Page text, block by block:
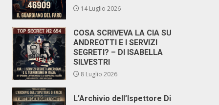
14 Luglio 2026
COSA SCRIVEVA LA CIA SU
ANDREOTTI E I SERVIZI
SEGRETI? – DI ISABELLA
SILVESTRI
8 Luglio 2026
L’Archivio dell’Ispettore Di